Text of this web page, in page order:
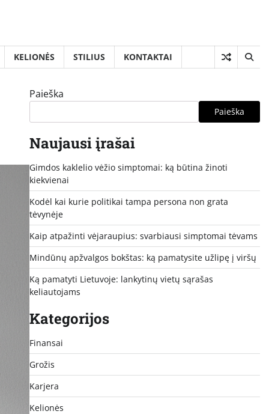
KELIONĖS STILIUS KONTAKTAI
Paieška
Paieška
Naujausi įrašai
Gimdos kaklelio vėžio simptomai: ką būtina žinoti
kiekvienai
Kodėl kai kurie politikai tampa persona non grata
tėvynėje
Kaip atpažinti vėjaraupius: svarbiausi simptomai tėvams
Mindūnų apžvalgos bokštas: ką pamatysite užlipę į viršų
Ką pamatyti Lietuvoje: lankytinų vietų sąrašas
keliautojams
Kategorijos
Finansai
Grožis
Karjera
Kelionės